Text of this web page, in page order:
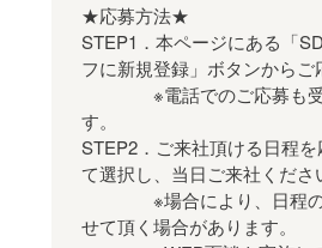
★応募方法★
STEP1．本ページにある「
フに新規登録」ボタンからご
※電話でのご応募も受
す。
STEP2．ご来社頂ける日程
て選択し、当日ご来社くださ
※場合により、日程の
せて頂く場合があります。